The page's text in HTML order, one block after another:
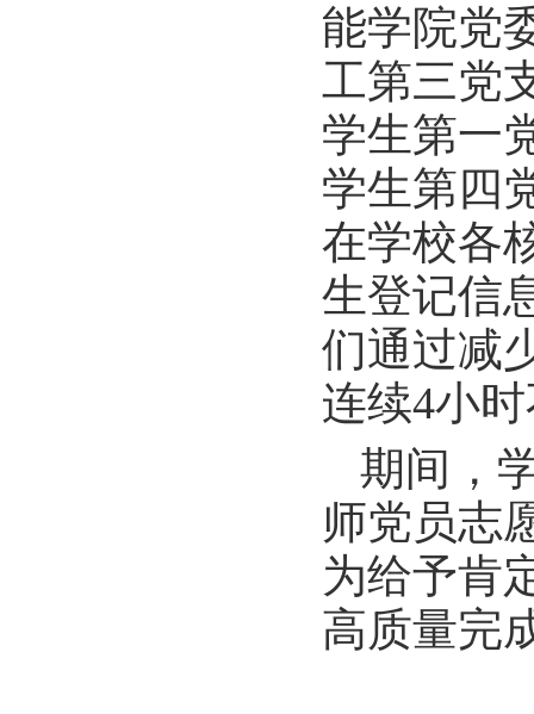
能学院党
工第三党
学生第一
学生第四
在学校各
生登记信
们通过减
连续4小
期间，
师党员志
为给予肯
高质量完